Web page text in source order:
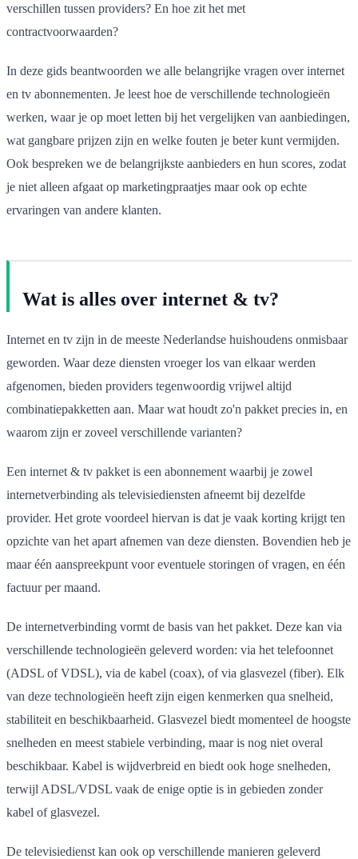
verschillen tussen providers? En hoe zit het met
contractvoorwaarden?
In deze gids beantwoorden we alle belangrijke vragen over internet
en tv abonnementen. Je leest hoe de verschillende technologieën
werken, waar je op moet letten bij het vergelijken van aanbiedingen,
wat gangbare prijzen zijn en welke fouten je beter kunt vermijden.
Ook bespreken we de belangrijkste aanbieders en hun scores, zodat
je niet alleen afgaat op marketingpraatjes maar ook op echte
ervaringen van andere klanten.
Wat is alles over internet & tv?
Internet en tv zijn in de meeste Nederlandse huishoudens onmisbaar
geworden. Waar deze diensten vroeger los van elkaar werden
afgenomen, bieden providers tegenwoordig vrijwel altijd
combinatiepakketten aan. Maar wat houdt zo'n pakket precies in, en
waarom zijn er zoveel verschillende varianten?
Een internet & tv pakket is een abonnement waarbij je zowel
internetverbinding als televisiediensten afneemt bij dezelfde
provider. Het grote voordeel hiervan is dat je vaak korting krijgt ten
opzichte van het apart afnemen van deze diensten. Bovendien heb je
maar één aanspreekpunt voor eventuele storingen of vragen, en één
factuur per maand.
De internetverbinding vormt de basis van het pakket. Deze kan via
verschillende technologieën geleverd worden: via het telefoonnet
(ADSL of VDSL), via de kabel (coax), of via glasvezel (fiber). Elk
van deze technologieën heeft zijn eigen kenmerken qua snelheid,
stabiliteit en beschikbaarheid. Glasvezel biedt momenteel de hoogste
snelheden en meest stabiele verbinding, maar is nog niet overal
beschikbaar. Kabel is wijdverbreid en biedt ook hoge snelheden,
terwijl ADSL/VDSL vaak de enige optie is in gebieden zonder
kabel of glasvezel.
De televisiedienst kan ook op verschillende manieren geleverd